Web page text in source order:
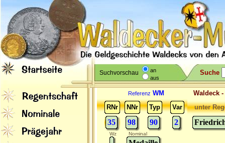
Suchvorschau
an
aus
Suche
Referenz WM
RNr
NNr Typ Var
35 98 90 2
unter
Wz Nominal